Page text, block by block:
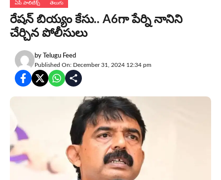
ఏపీ పాలిటిక్స్ తెలుగు
రేష‌న్ బియ్యం కేసు.. A6గా పేర్ని నానిని
చేర్చిన పోలీసులు
by Telugu Feed
Published On: December 31, 2024 12:34 pm